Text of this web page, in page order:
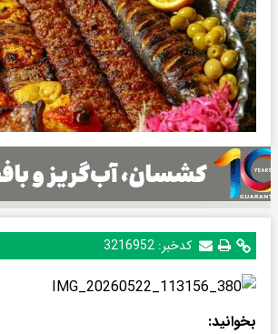
کدخبر: 3216952
بخوانید: